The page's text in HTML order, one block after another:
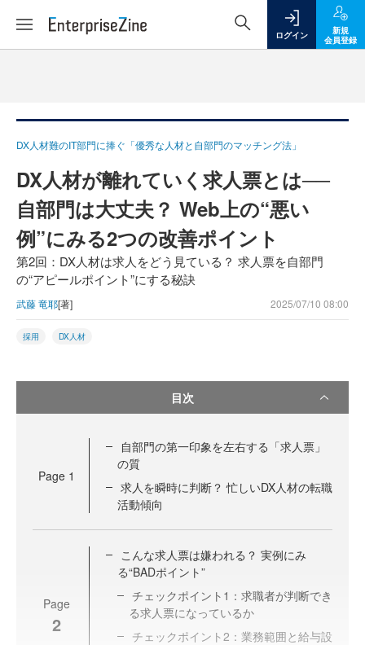
ログイン
新規
会員登録
DX人材難のIT部門に捧ぐ「優秀な人材と自部門のマッチング法」
DX人材が離れていく求人票とは──
自部門は大丈夫？ Web上の“悪い
例”にみる2つの改善ポイント
第2回：DX人材は求人をどう見ている？ 求人票を自部門
の“アピールポイント”にする秘訣
武藤 竜耶[著] 2025/07/10 08:00
採用 DX人材
目次
Page 1
自部門の第一印象を左右する「求人票」
の質
求人を瞬時に判断？ 忙しいDX人材の転職
活動傾向
Page
2
こんな求人票は嫌われる？ 実例にみ
る“BADポイント”
チェックポイント1：求職者が判断でき
る求人票になっているか
チェックポイント2：業務範囲と給与設